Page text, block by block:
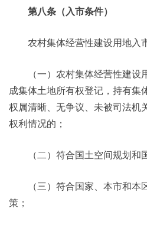
第八条（入市条件）
农村集体经营性建设用地入市
（一）农村集体经营性建设
成集体土地所有权登记，持有集
权属清晰、无争议、未被司法机
权利情况的；
（二）符合国土空间规划和国
（三）符合国家、本市和本
策；